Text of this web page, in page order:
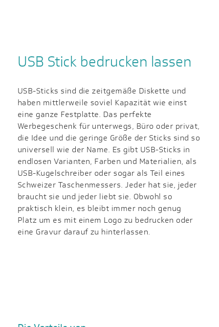
USB Stick bedrucken lassen
USB-Sticks sind die zeitgemäße Diskette und
haben mittlerweile soviel Kapazität wie einst
eine ganze Festplatte. Das perfekte
Werbegeschenk für unterwegs, Büro oder privat,
die Idee und die geringe Größe der Sticks sind so
universell wie der Name. Es gibt USB-Sticks in
endlosen Varianten, Farben und Materialien, als
USB-Kugelschreiber oder sogar als Teil eines
Schweizer Taschenmessers. Jeder hat sie, jeder
braucht sie und jeder liebt sie. Obwohl so
praktisch klein, es bleibt immer noch genug
Platz um es mit einem Logo zu bedrucken oder
eine Gravur darauf zu hinterlassen.